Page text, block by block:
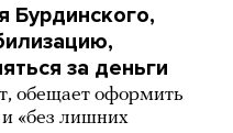
Бурдинского,
за деньги
обещает оформить
«без лишних